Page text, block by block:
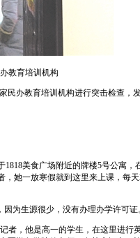
教育培训机构
教育培训机构进行突击检查，
美食广场附近的牌楼5号公寓，
她一放寒假就到这里来上课，每
生源很少，没有办理办学许可证
，他是高一的学生，在这里进行